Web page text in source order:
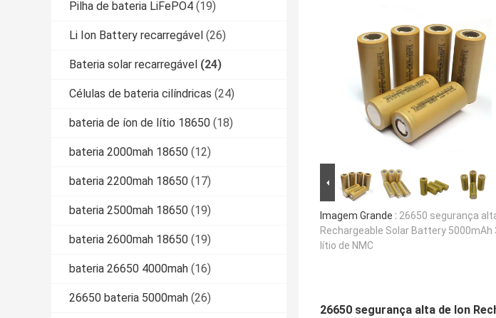
Pilha de bateria LiFePO4 (19)
Li Ion Battery recarregável (26)
Bateria solar recarregável (24)
Células de bateria cilíndricas (24)
bateria de íon de lítio 18650 (18)
bateria 2000mah 18650 (12)
bateria 2200mah 18650 (17)
bateria 2500mah 18650 (19)
bateria 2600mah 18650 (19)
bateria 26650 4000mah (16)
26650 bateria 5000mah (26)
Imagem Grande : 26650 segurança
Rechargeable Solar Battery 5000mAh
lítio de NMC
26650 segurança alta de Ion